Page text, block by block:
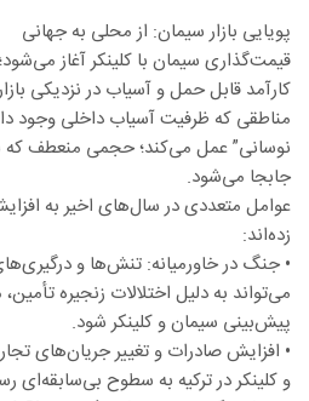
پویایی بازار سیمان: از محلی به جهانی
قیمت‌گذاری سیمان با کلینکر آغاز
کارآمد قابل حمل و آسیاب در نزدیکی
مناطقی که ظرفیت آسیاب داخلی وجود
نوسانی” عمل می‌کند؛ حجمی منعطف که
جابجا می‌شود.
عوامل متعددی در سال‌های اخیر به
زده‌اند:
• جنگ در خاورمیانه: تنش‌ها و درگیری‌های
می‌تواند به دلیل اختلالات زنجیره
پیش‌بینی سیمان و کلینکر شود.
و کلینکر در ترکیه به سطوح بی‌سابقه‌ای